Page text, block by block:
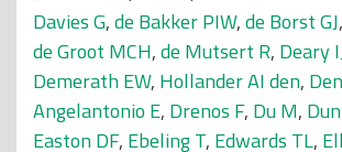
Davies G,de Bakker PIW,de Borst GJ,
de Groot MCH,de Mutsert R, Deary
Demerath EW, Hollander AI den,
Angelantonio E, Drenos F, Du M,
Easton DF, Ebeling T, Edwards TL,